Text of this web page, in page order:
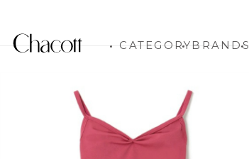
CATEGORYBRANDS